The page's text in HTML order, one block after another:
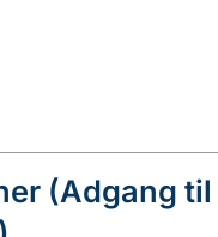
(Adgang